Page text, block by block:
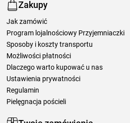
Zakupy
Jak zamówić
Program lojalnościowy Przyjemniaczki
Sposoby i koszty transportu
Możliwości płatności
Dlaczego warto kupować u nas
Ustawienia prywatności
Regulamin
Pielęgnacja pościeli